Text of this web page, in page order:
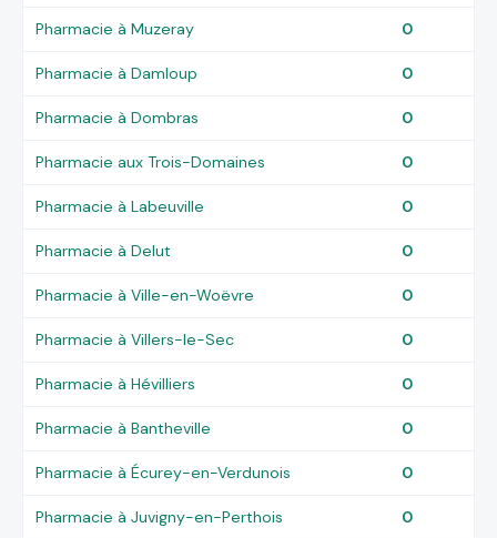
Pharmacie à Muzeray 0
Pharmacie à Damloup 0
Pharmacie à Dombras 0
Pharmacie aux Trois-Domaines 0
Pharmacie à Labeuville 0
Pharmacie à Delut 0
Pharmacie à Ville-en-Woëvre 0
Pharmacie à Villers-le-Sec 0
Pharmacie à Hévilliers 0
Pharmacie à Bantheville 0
Pharmacie à Écurey-en-Verdunois 0
Pharmacie à Juvigny-en-Perthois 0